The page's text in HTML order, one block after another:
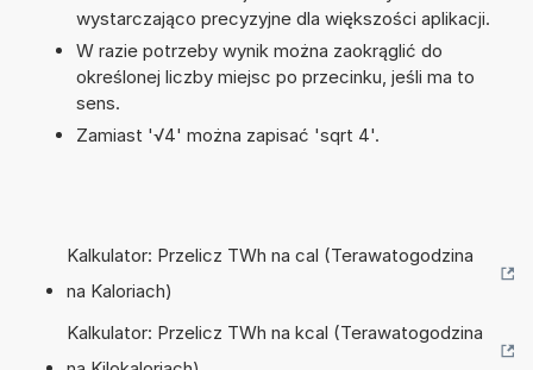
wystarczająco precyzyjne dla większości aplikacji.
W razie potrzeby wynik można zaokrąglić do
określonej liczby miejsc po przecinku, jeśli ma to
sens.
Zamiast '√4' można zapisać 'sqrt 4'.
Kalkulator: Przelicz TWh na cal (Terawatogodzina
na Kaloriach)
Kalkulator: Przelicz TWh na kcal (Terawatogodzina